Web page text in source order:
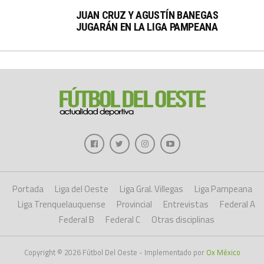
JUAN CRUZ Y AGUSTÍN BANEGAS
JUGARÁN EN LA LIGA PAMPEANA
Portada Liga del Oeste Liga Gral. Villegas
Liga Pampeana
Liga Trenquelauquense
Provincial Entrevistas
Federal A
Federal B
Federal C Otras disciplinas
Copyright © 2026 Fútbol Del Oeste - Implementado por Ox México